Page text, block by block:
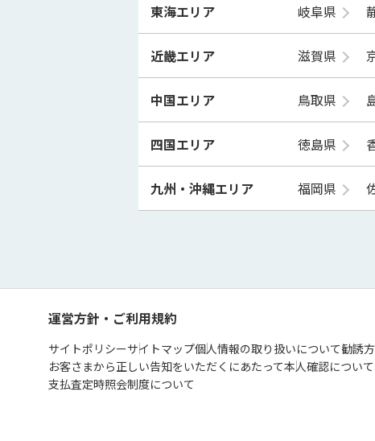
東海エリア 岐阜県
近畿エリア 滋賀県
中国エリア 鳥取県
四国エリア 徳島県
九州・沖縄エリア 福岡県
運営方針・ご利用規約
サイトポリシーサイトマップ個人情報の取り扱いについて勧誘
お客さまから正しい告知をいただくにあたって本人確認について
支払査定時照会制度について